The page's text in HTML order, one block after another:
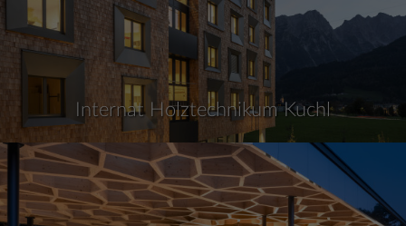
Internat Holztechnikum Kuchl